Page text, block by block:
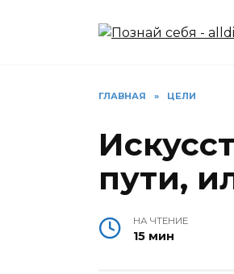
ГЛАВНАЯ » ЦЕЛИ
пути,
НА ЧТЕНИЕ
15 мин